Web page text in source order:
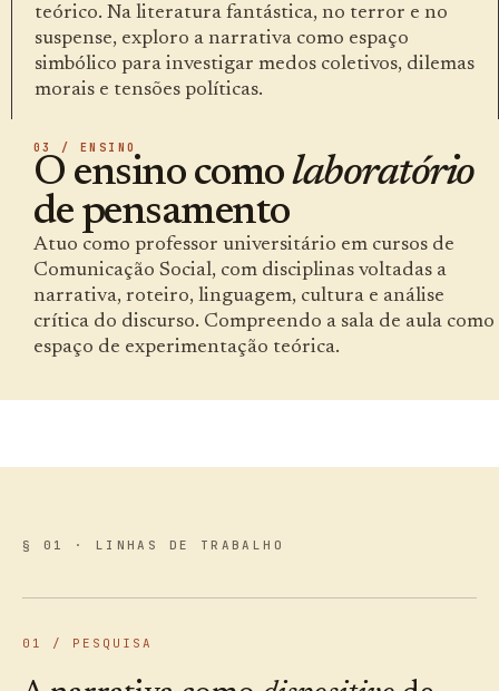
teórico. Na literatura fantástica, no terror e no
suspense, exploro a narrativa como espaço
simbólico para investigar medos coletivos, dilemas
morais e tensões políticas.
03 / ENSINO
O ensino comolaboratório
de pensamento
Atuo como professor universitário em cursos de
Comunicação Social, com disciplinas voltadas a
narrativa, roteiro, linguagem, cultura e análise
crítica do discurso. Compreendo a sala de aula como
espaço de experimentação teórica.
§ 01 · LINHAS DE TRABALHO
01 / PESQUISA